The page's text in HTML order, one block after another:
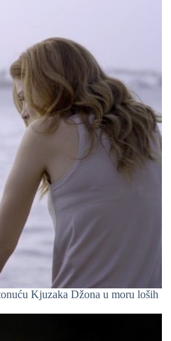
Kjuzaka Džona u moru loših